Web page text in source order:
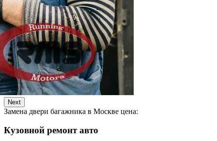
Next
Замена двери багажника в Москве цена:
Кузовной ремонт авто